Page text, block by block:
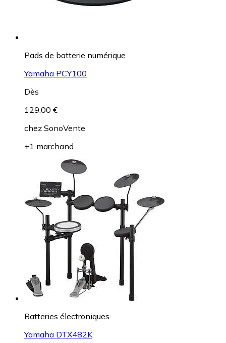
Pads de batterie numérique
Yamaha PCY100
Dès
129,00 €
chez SonoVente
+1 marchand
Batteries électroniques
Yamaha DTX482K